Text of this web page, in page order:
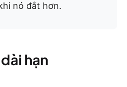
nó đắt hơn.
hạn